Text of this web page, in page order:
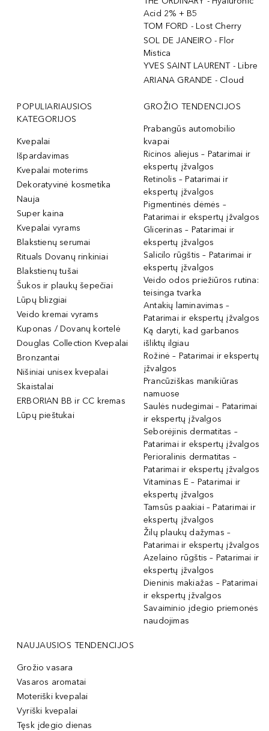
Acid 2% + B5
TOM FORD - Lost Cherry
SOL DE JANEIRO - Flor
Mistica
YVES SAINT LAURENT - Libre
ARIANA GRANDE - Cloud
POPULIARIAUSIOS
KATEGORIJOS
Kvepalai
Išpardavimas
Kvepalai moterims
Dekoratyvinė kosmetika
Nauja
Super kaina
Kvepalai vyrams
Blakstienų serumai
Rituals Dovanų rinkiniai
Blakstienų tušai
Šukos ir plaukų šepečiai
Lūpų blizgiai
Veido kremai vyrams
Kuponas / Dovanų kortelė
Douglas Collection Kvepalai
Bronzantai
Nišiniai unisex kvepalai
Skaistalai
ERBORIAN BB ir CC kremas
Lūpų pieštukai
GROŽIO TENDENCIJOS
Prabangūs automobilio
kvapai
Ricinos aliejus – Patarimai ir
ekspertų įžvalgos
Retinolis – Patarimai ir
ekspertų įžvalgos
Pigmentinės dėmės –
Patarimai ir ekspertų įžvalgos
Glicerinas – Patarimai ir
ekspertų įžvalgos
Salicilo rūgštis – Patarimai ir
ekspertų įžvalgos
Veido odos priežiūros rutina:
teisinga tvarka
Antakių laminavimas –
Patarimai ir ekspertų įžvalgos
Ką daryti, kad garbanos
išliktų ilgiau
Rožinė – Patarimai ir ekspertų
įžvalgos
Prancūziškas manikiūras
namuose
Saulės nudegimai – Patarimai
ir ekspertų įžvalgos
Seborėjinis dermatitas –
Patarimai ir ekspertų įžvalgos
Perioralinis dermatitas –
Patarimai ir ekspertų įžvalgos
Vitaminas E – Patarimai ir
ekspertų įžvalgos
Tamsūs paakiai – Patarimai ir
ekspertų įžvalgos
Žilų plaukų dažymas –
Patarimai ir ekspertų įžvalgos
Azelaino rūgštis – Patarimai ir
ekspertų įžvalgos
Dieninis makiažas – Patarimai
ir ekspertų įžvalgos
Savaiminio įdegio priemonės
naudojimas
NAUJAUSIOS TENDENCIJOS
Grožio vasara
Vasaros aromatai
Moteriški kvepalai
Vyriški kvepalai
Tęsk įdegio dienas